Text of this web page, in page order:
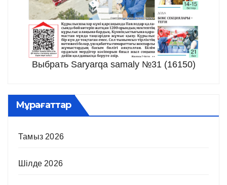
Выбрать Saryarqa samaly №31 (16150)
Мұрағаттар
Тамыз 2026
Шілде 2026